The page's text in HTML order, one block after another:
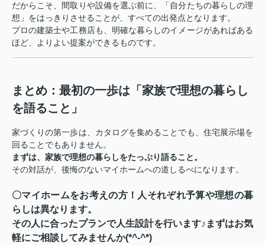
だからこそ、間取りや設備を選ぶ前に、「自分たちの暮らしの理
想」をはっきりさせることが、すべての出発点となります。
プロの建築士や工務店も、明確な暮らしのイメージがあればある
ほど、よりよい提案ができるものです。
まとめ：最初の一歩は「家族で理想の暮らし
を語ること」
家づくりの第一歩は、カタログを集めることでも、住宅展示場を
回ることでもありません。
まずは、家族で理想の暮らしをたっぷり語ること。
その対話が、後悔のないマイホームへの道しるべになります。
〇マイホームをお考えの方！人それぞれ予算や理想の暮
らしは異なります。
その人に合ったプランで人生設計を行います♪まずはお気
軽にご相談してみませんか(*^-^*)